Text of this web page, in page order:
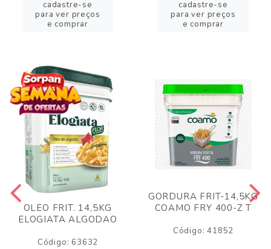
cadastre-se
para ver preços
e comprar
cadastre-se
para ver preços
e comprar
OLEO FRIT. 14,5KG
ELOGIATA ALGODAO
Código: 63632
GORDURA FRIT-14,5KG
COAMO FRY 400-Z T
Código: 41852